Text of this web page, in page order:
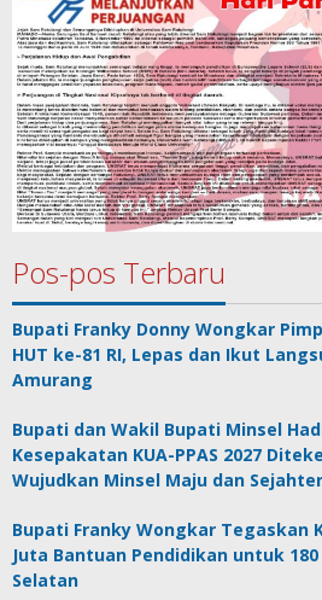
Pos-pos Terbaru
Bupati Franky Donny Wongkar
HUT ke-81 RI, Lepas dan Ikut
Amurang
Bupati dan Wakil Bupati Minsel
Kesepakatan KUA-PPAS 2027
Wujudkan Minsel Maju dan
Bupati Franky Wongkar Tegaskan
Juta Bantuan Pendidikan untuk
Selatan